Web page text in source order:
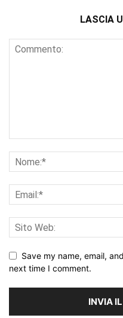
LASCIA
Save my name, email,
next time I comment.